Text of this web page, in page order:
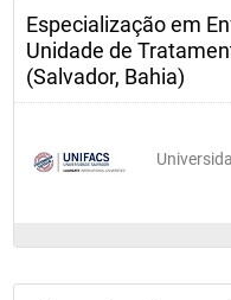
Especialização em
Unidade de
(Salvador, Bahia)